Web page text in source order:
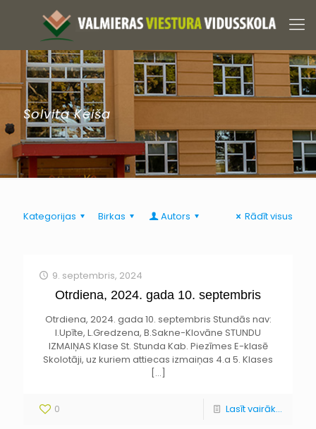
Solvita Keiša
Kategorijas Birkas Autors Rādīt visus
9. septembris, 2024
Otrdiena, 2024. gada 10. septembris
Otrdiena, 2024. gada 10. septembris Stundās nav:
I.Upīte, L.Gredzena, B.Sakne-Klovāne STUNDU
IZMAIŅAS Klase St. Stunda Kab. Piezīmes E-klasē
Skolotāji, uz kuriem attiecas izmaiņas 4.a 5. Klases
[…]
0 Lasīt vairāk...